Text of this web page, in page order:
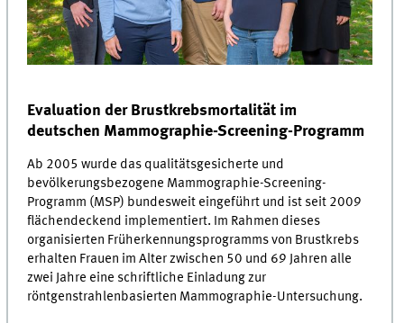
Evaluation der Brustkrebsmortalität im
deutschen Mammographie-Screening-Programm
Ab 2005 wurde das qualitätsgesicherte und
bevölkerungsbezogene Mammographie-Screening-
Programm (MSP) bundesweit eingeführt und ist seit 2009
flächendeckend implementiert. Im Rahmen dieses
organisierten Früherkennungsprogramms von Brustkrebs
erhalten Frauen im Alter zwischen 50 und 69 Jahren alle
zwei Jahre eine schriftliche Einladung zur
röntgenstrahlenbasierten Mammographie-Untersuchung.